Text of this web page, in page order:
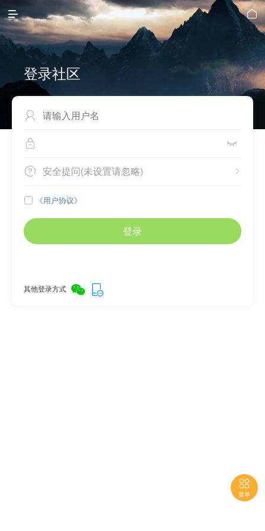
 
登录社区

 
 
安全提问(未设置请忽略)
 《用户协议》
登录
其他登录方式

菜单